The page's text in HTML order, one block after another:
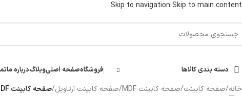
Skip to navigation Skip to main content
دسته بندی کالاها فروشگاهصفحه اصلیوبلاگدرباره ما
خانه/صفحه کابینت/صفحه کابینت MDF /صفحه کابینت آرتاویل/صفحه کابینت MDF آرتاویل طرح امپریا سفید رگه طلایی کد ۱۲۱۲